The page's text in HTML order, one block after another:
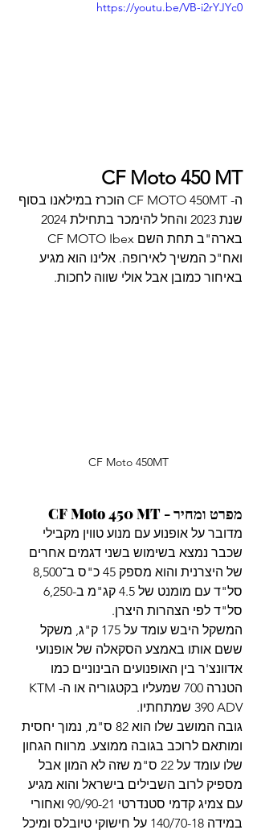
https://youtu.be/VB-i2rYJYc0
CF Moto 450 MT
ה- CF MOTO 450MT הוכרז במילאנו בסוף
ואח"כ המשיך לאירופה. אלינו הוא מגיע
באיחור כמובן אבל אולי שווה לחכות.
CF Moto 450MT
מפרט ומחיר - CF Moto 450 MT
מדובר על אופנוע עם מנוע טווין מקבילי
שכבר נמצא בשימוש בשני דגמים אחרים
סל"ד לפי הצהרות היצרן.
המשקל היבש עומד על 175 ק"ג, משקל
ששם אותו באמצע הסקאלה של אופנועי
אדוונצ'ר בין האופנועים הבינוניים כמו
הטנרה 700 שמעליו בקטגוריה או ה-KTM
390 ADV שמתחתיו.
גובה המושב שלו הוא 82 ס"מ, נמוך יחסית
ומותאם לרוכב בגובה ממוצע. מרווח הגחון
שלו עומד על 22 ס"מ שזה לא המון אבל
מספיק לרוב השבילים בישראל והוא מגיע
עם צמיג קדמי סטנדרטי 90/90-21 ואחורי
במידה 140/70-18 על חישוקי טיובלס ומיכל